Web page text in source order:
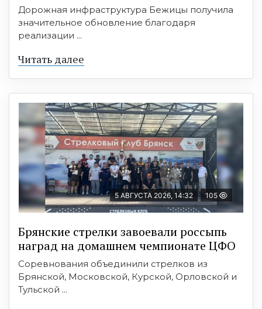
Дорожная инфраструктура Бежицы получила
значительное обновление благодаря
реализации ...
Читать далее
5 АВГУСТА 2026, 14:32 105
Брянские стрелки завоевали россыпь
наград на домашнем чемпионате ЦФО
Соревнования объединили стрелков из
Брянской, Московской, Курской, Орловской и
Тульской ...